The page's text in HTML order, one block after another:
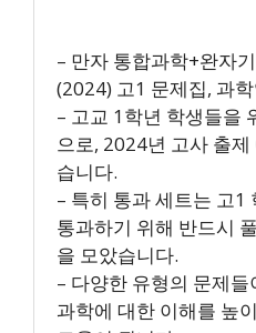
– 만자 통합과학+완자
(2024) 고1 문제집, 과
– 고교 1학년 학생들을
으로, 2024년 고사 출
습니다.
– 특히 통과 세트는 고1
통과하기 위해 반드시
을 모았습니다.
– 다양한 유형의 문제
과학에 대한 이해를 높